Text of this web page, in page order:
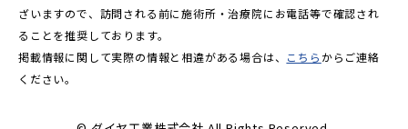
ざいますので、訪問される前に施術所・治療院にお電話等で確認され
ることを推奨しております。
掲載情報に関して実際の情報と相違がある場合は、 こちら からご連絡
ください。